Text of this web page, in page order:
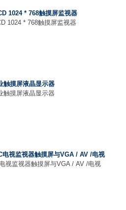
1024 * 768触摸屏监视器
1024 * 768触摸屏监视器
触摸屏液晶显示器
触摸屏液晶显示器
视监视器触摸屏与VGA / AV /电视
视监视器触摸屏与VGA / AV /电视